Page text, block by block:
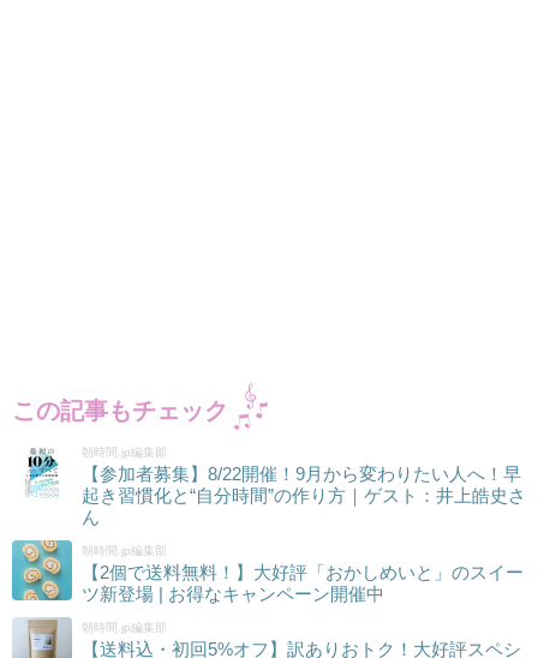
この記事もチェック
朝時間.jp編集部
【参加者募集】8/22開催！9月から変わりたい人へ！早
起き習慣化と“自分時間”の作り方｜ゲスト：井上皓史さ
ん
朝時間.jp編集部
【2個で送料無料！】大好評「おかしめいと」のスイー
ツ新登場 | お得なキャンペーン開催中
朝時間.jp編集部
【送料込・初回5%オフ】訳ありおトク！大好評スペシ